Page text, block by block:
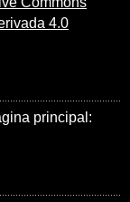
4.0
principal: